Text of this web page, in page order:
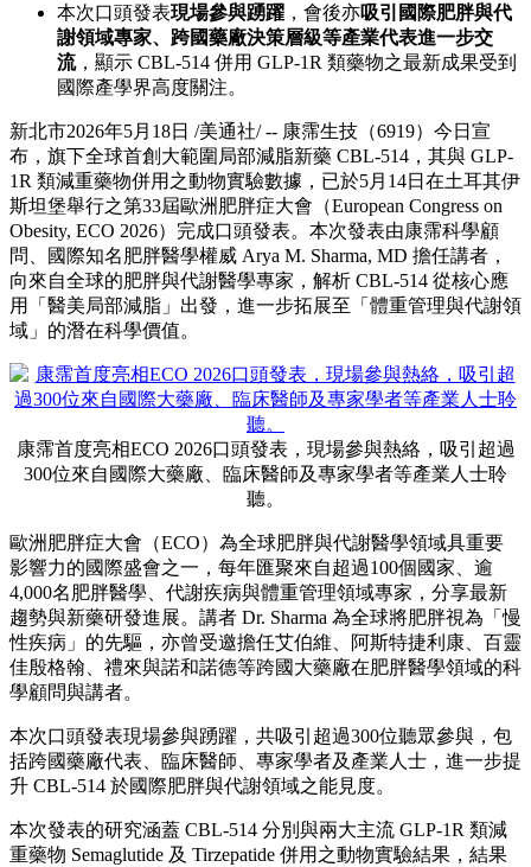
本次口頭發表現場參與踴躍 ，會後亦吸引國際肥胖與代
謝領域專家、跨國藥廠決策層級等產業代表進一步交
流，顯示 CBL-514 併用 GLP-1R 類藥物之最新成果受到
國際產學界高度關注。
新北市2026年5月18日 /美通社/ -- 康霈生技（6919）今日宣
布，旗下全球首創大範圍局部減脂新藥 CBL-514，其與 GLP-
1R 類減重藥物併用之動物實驗數據，已於5月14日在土耳其伊
斯坦堡舉行之第33屆歐洲肥胖症大會（European Congress on
Obesity, ECO 2026）完成口頭發表。本次發表由康霈科學顧
問、國際知名肥胖醫學權威 Arya M. Sharma, MD 擔任講者，
向來自全球的肥胖與代謝醫學專家，解析 CBL-514 從核心應
用「醫美局部減脂」出發，進一步拓展至「體重管理與代謝領
域」的潛在科學價值。
康霈首度亮相ECO 2026口頭發表，現場參與熱絡，吸引超過
300位來自國際大藥廠、臨床醫師及專家學者等產業人士聆
聽。
歐洲肥胖症大會（ECO）為全球肥胖與代謝醫學領域具重要
影響力的國際盛會之一，每年匯聚來自超過100個國家、逾
4,000名肥胖醫學、代謝疾病與體重管理領域專家，分享最新
趨勢與新藥研發進展。講者 Dr. Sharma 為全球將肥胖視為「慢
性疾病」的先驅，亦曾受邀擔任艾伯維、阿斯特捷利康、百靈
佳殷格翰、禮來與諾和諾德等跨國大藥廠在肥胖醫學領域的科
學顧問與講者。
本次口頭發表現場參與踴躍，共吸引超過300位聽眾參與，包
括跨國藥廠代表、臨床醫師、專家學者及產業人士，進一步提
升 CBL-514 於國際肥胖與代謝領域之能見度。
本次發表的研究涵蓋 CBL-514 分別與兩大主流 GLP-1R 類減
重藥物 Semaglutide 及 Tirzepatide 併用之動物實驗結果，結果